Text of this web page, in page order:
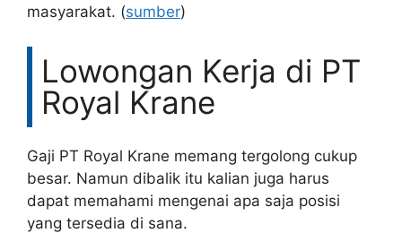
masyarakat. (sumber)
Lowongan Kerja di PT
Royal Krane
Gaji PT Royal Krane memang tergolong cukup
besar. Namun dibalik itu kalian juga harus
dapat memahami mengenai apa saja posisi
yang tersedia di sana.